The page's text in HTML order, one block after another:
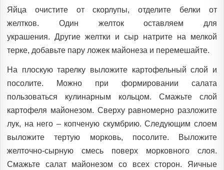
Яйца очистите от скорлупы, отделите белки от
желтков. Один желток оставляем для
украшения. Другие желтки и сыр натрите на мелкой
терке, добавьте пару ложек майонеза и перемешайте.
На плоскую тарелку выложите картофельный слой и
посолите. Можно при формировании салата
пользоваться кулинарным кольцом. Смажьте слой
картофеля майонезом. Сверху равномерно разложите
лук, на него – копченую скумбрию. Следующим слоем
выложите тертую морковь, посолите. Выложите
желточно-сырную смесь поверх морковного слоя.
Смажьте салат майонезом со всех сторон. Яичные